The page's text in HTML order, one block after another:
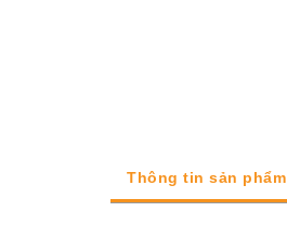
Thông tin sản phẩm